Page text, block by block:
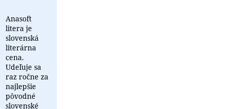
Anasoft
litera je
slovenská
literárna
cena.
Udeľuje sa
raz ročne za
najlepšie
pôvodné
slovenské